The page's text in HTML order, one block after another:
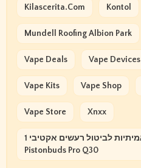
Kilascerita.com Kontol
Mundell Roofing Albion Park
Vape Deals Vape Devices
Vape Kits Vape Shop
Vape Store Xnxx
אוזניות אלחוטיות אמיתיות לביטול רעשים אקטיבי 1more
Pistonbuds Pro Q30